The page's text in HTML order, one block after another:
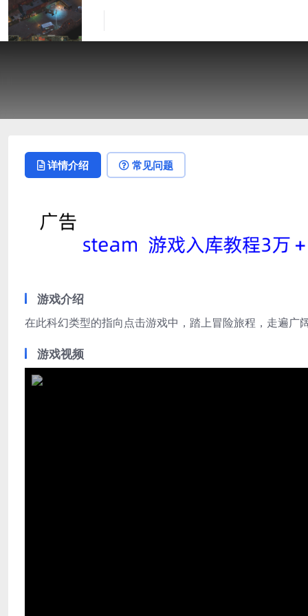
详情介绍 常见问题
游戏介绍
在此科幻类型的指向点击游戏中，踏上冒险旅程，走遍
游戏视频